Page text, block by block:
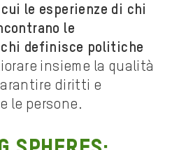
le esperienze di chi
le
definisce politiche
insieme la qualità
diritti e
le persone.